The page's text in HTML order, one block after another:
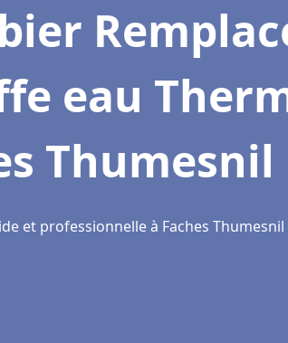
eau
Thumesnil
et professionnelle à Faches Thumesnil